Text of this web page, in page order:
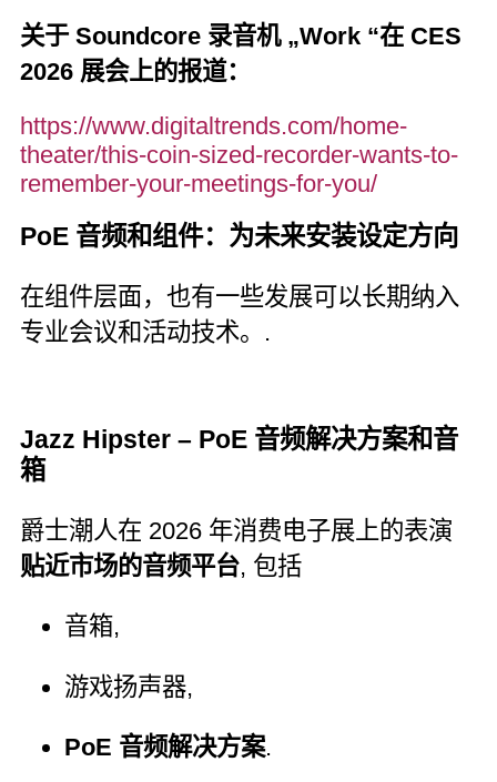
关于 Soundcore 录音机 „Work “在 CES
2026 展会上的报道：
https://www.digitaltrends.com/home-
theater/this-coin-sized-recorder-wants-to-
remember-your-meetings-for-you/
PoE 音频和组件：为未来安装设定方向
在组件层面，也有一些发展可以长期纳入
专业会议和活动技术。.
Jazz Hipster – PoE 音频解决方案和音
箱
爵士潮人在 2026 年消费电子展上的表演
贴近市场的音频平台, 包括
音箱,
游戏扬声器,
PoE 音频解决方案.